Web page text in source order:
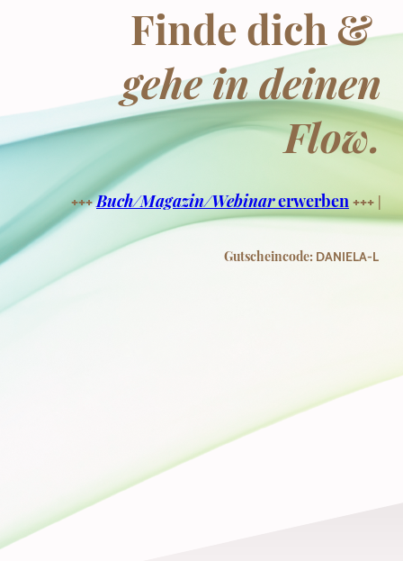
Finde dich &
gehe in deinen
Flow.
+++Buch/Magazin/Webinarerwerben+++
Gutscheincode: DANIELA-L